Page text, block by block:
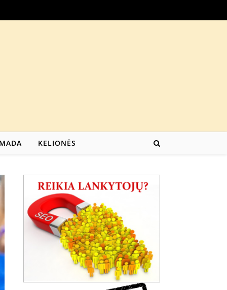
MADA KELIONĖS